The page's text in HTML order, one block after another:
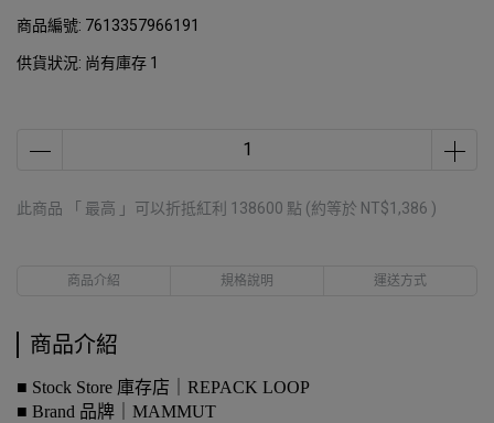
商品編號: 7613357966191
供貨狀況: 尚有庫存 1
此商品 「 最高 」可以折抵紅利 138600 點 (約等於 NT$1,386 )
商品介紹 規格說明 運送方式
商品介紹
■ Stock Store 庫存店｜REPACK LOOP
■ Brand 品牌｜MAMMUT